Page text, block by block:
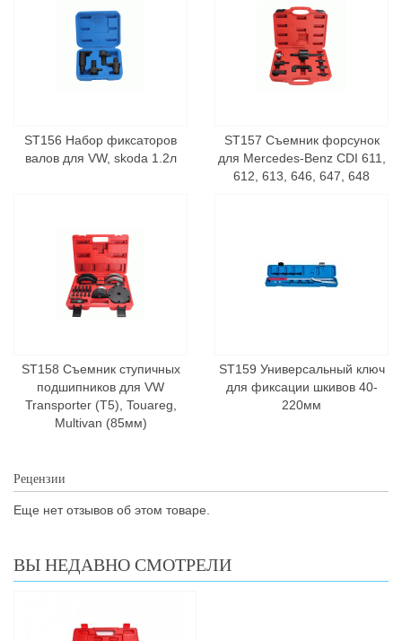
ST156 Набор фиксаторов
валов для VW, skoda 1.2л
ST157 Съемник форсунок
для Mercedes-Benz CDI 611,
612, 613, 646, 647, 648
ST158 Съемник ступичных
подшипников для VW
Transporter (T5), Touareg,
Multivan (85мм)
ST159 Универсальный ключ
для фиксации шкивов 40-
220мм
Рецензии
Еще нет отзывов об этом товаре.
ВЫ НЕДАВНО СМОТРЕЛИ